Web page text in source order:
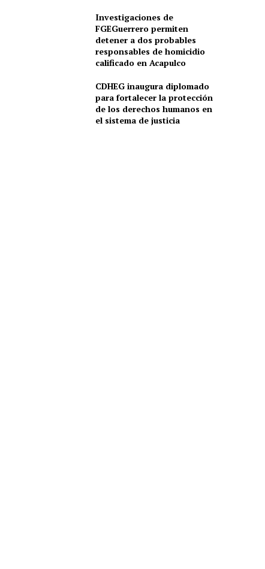
Investigaciones de
FGEGuerrero permiten
detener a dos probables
responsables de homicidio
calificado en Acapulco
CDHEG inaugura diplomado
para fortalecer la protección
de los derechos humanos en
el sistema de justicia